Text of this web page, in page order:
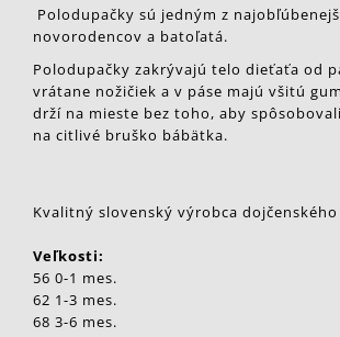
Polodupačky sú jedným z
novorodencov a batoľatá.
Polodupačky zakrývajú telo dieťaťa od
vrátane nožičiek a v páse majú všitú
drží na mieste bez toho, aby
na citlivé bruško bábätka.
Kvalitný slovenský výrobca
Veľkosti:
56 0-1 mes.
62 1-3 mes.
68 3-6 mes.